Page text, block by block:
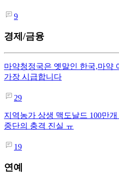
9
경제/금융
마약청정국은 옛말인 한국,마약
가장 시급합니다
29
지역농가 상생 맥도날드 100만
중단의 충격 진실 ㅠ
19
연예